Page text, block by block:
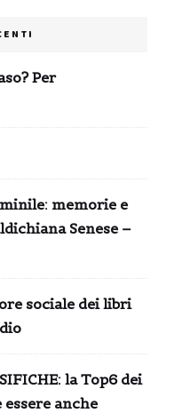
Per
memorie e
Senese –
sociale dei libri
la Top6 dei
anche